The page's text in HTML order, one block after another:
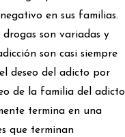
en sus familias.
son variadas y
son casi siempre
deseo del adicto por
de la familia del adicto
termina en una
que terminan